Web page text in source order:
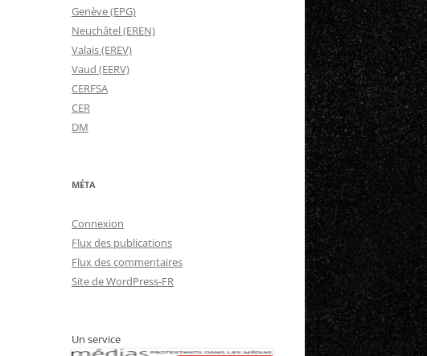
Genève (EPG)
Neuchâtel (EREN)
Valais (EREV)
Vaud (EERV)
CERFSA
CER
DM
MÉTA
Connexion
Flux des publications
Flux des commentaires
Site de WordPress-FR
Un service